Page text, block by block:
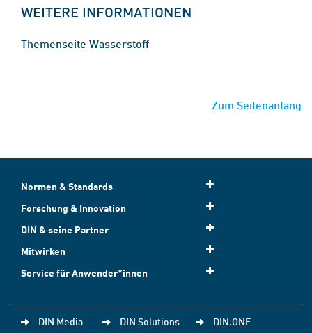
WEITERE INFORMATIONEN
Themenseite Wasserstoff
Zum Seitenanfang
Normen & Standards
Forschung & Innovation
DIN & seine Partner
Mitwirken
Service für Anwender*innen
DIN Media DIN Solutions DIN.ONE